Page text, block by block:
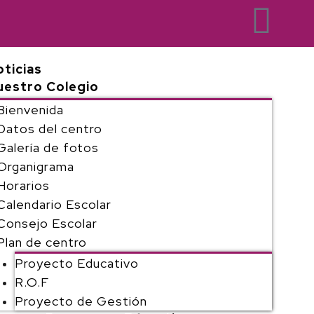
Colegio
del centro
de fotos
Escolar
Escolar
de centro
Proyecto Educativo
R.O.F
Proyecto de Gestión